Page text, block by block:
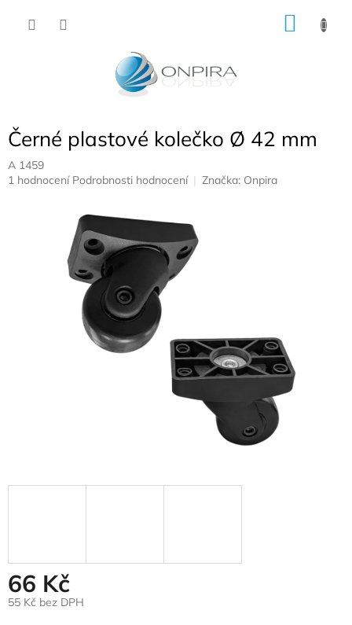
Černé plastové kolečko Ø 42 mm
A 1459
Průměrné
1 hodnocení Podrobnosti hodnocení Značka: Onpira
66 Kč
55 Kč bez DPH